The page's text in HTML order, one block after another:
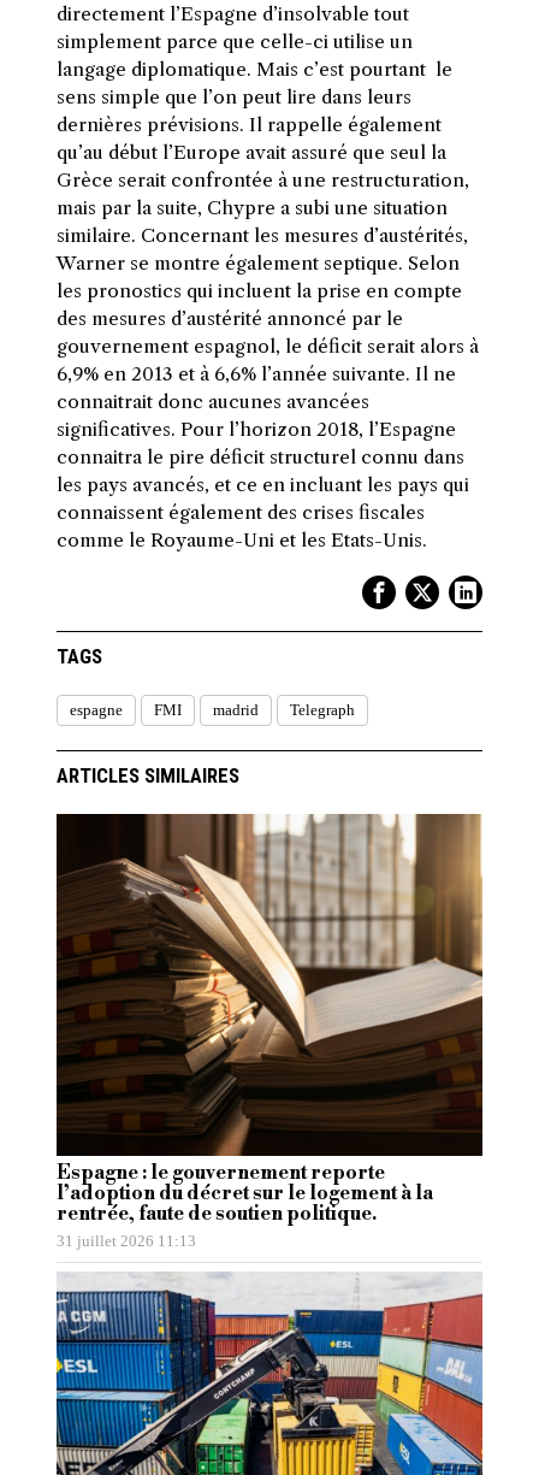
directement l’Espagne d’insolvable tout
simplement parce que celle-ci utilise un
langage diplomatique. Mais c’est pourtant le
sens simple que l’on peut lire dans leurs
dernières prévisions. Il rappelle également
qu’au début l’Europe avait assuré que seul la
Grèce serait confrontée à une restructuration,
mais par la suite, Chypre a subi une situation
similaire. Concernant les mesures d’austérités,
Warner se montre également septique. Selon
les pronostics qui incluent la prise en compte
des mesures d’austérité annoncé par le
gouvernement espagnol, le déficit serait alors à
6,9% en 2013 et à 6,6% l’année suivante. Il ne
connaitrait donc aucunes avancées
significatives. Pour l’horizon 2018, l’Espagne
connaitra le pire déficit structurel connu dans
les pays avancés, et ce en incluant les pays qui
connaissent également des crises fiscales
comme le Royaume-Uni et les Etats-Unis.
TAGS
espagne FMI madrid Telegraph
ARTICLES SIMILAIRES
Espagne : le gouvernement reporte
l’adoption du décret sur le logement à la
rentrée, faute de soutien politique.
31 juillet 2026 11:13